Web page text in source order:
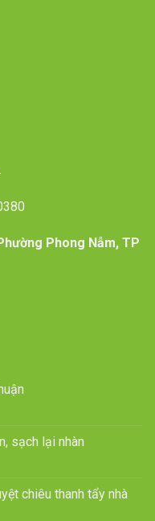
Phong Nẫm, TP
sạch lại nhàn
chiêu thanh tẩy nhà